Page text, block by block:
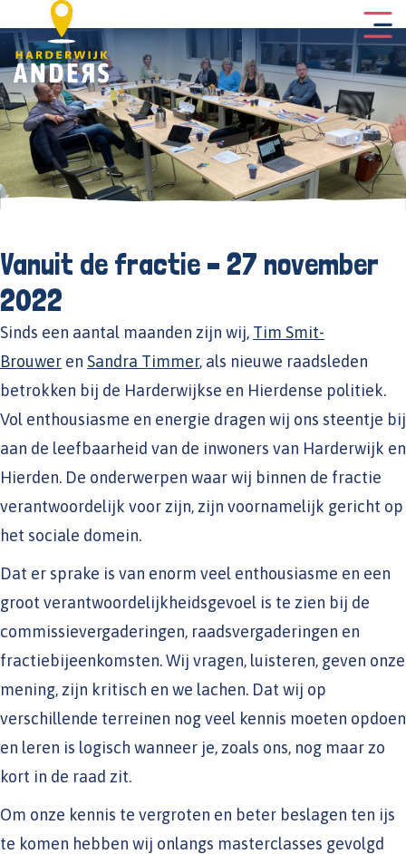
Vanuit de fractie – 27 november
2022
Sinds een aantal maanden zijn wij, Tim Smit-
Brouwer en Sandra Timmer, als nieuwe raadsleden
betrokken bij de Harderwijkse en Hierdense politiek.
Vol enthousiasme en energie dragen wij ons steentje bij
aan de leefbaarheid van de inwoners van Harderwijk en
Hierden. De onderwerpen waar wij binnen de fractie
verantwoordelijk voor zijn, zijn voornamelijk gericht op
het sociale domein.
Dat er sprake is van enorm veel enthousiasme en een
groot verantwoordelijkheidsgevoel is te zien bij de
commissievergaderingen, raadsvergaderingen en
fractiebijeenkomsten. Wij vragen, luisteren, geven onze
mening, zijn kritisch en we lachen. Dat wij op
verschillende terreinen nog veel kennis moeten opdoen
en leren is logisch wanneer je, zoals ons, nog maar zo
kort in de raad zit.
Om onze kennis te vergroten en beter beslagen ten ijs
te komen hebben wij onlangs masterclasses gevolgd